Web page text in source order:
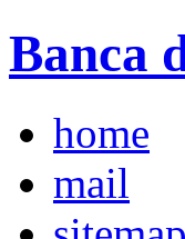
Banca
home
mail